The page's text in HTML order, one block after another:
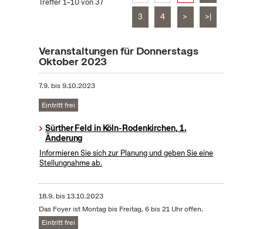
3 4 > >|
Veranstaltungen für Donnerstags
Oktober 2023
7.9. bis9.10.2023
Eintritt frei
Sürther Feld in Köln-Rodenkirchen, 1.
Änderung
Informieren Sie sich zur Planung und geben Sie eine
Stellungnahme ab.
18.9. bis13.10.2023
Das Foyer ist Montag bis Freitag, 6 bis 21 Uhr offen.
Eintritt frei